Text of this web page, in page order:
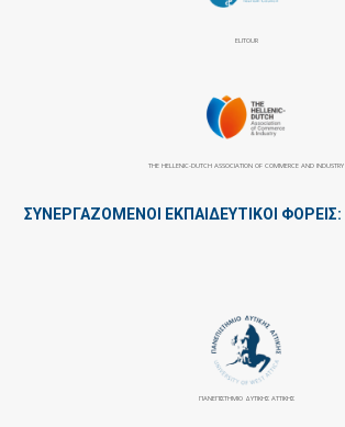
ELITOUR
THE HELLENIC-DUTCH ASSOCIATION OF COMMERCE AND INDUSTRY
ΣΥΝΕΡΓΑΖΌΜΕΝΟΙ ΕΚΠΑΙΔΕΥΤΙΚΟΊ ΦΟΡΕΊΣ:
ΠΑΝΕΠΙΣΤΉΜΙΟ ΔΥΤΙΚΉΣ ΑΤΤΙΚΉΣ